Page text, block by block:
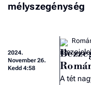
mélyszegénység
2024.
November 26.
Kedd 4:58
A tét